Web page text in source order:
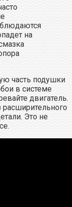
на
часть подушки
в системе
двигатель.
Это не